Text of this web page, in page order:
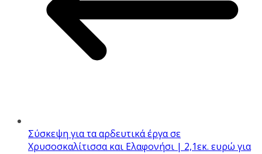
Σύσκεψη για τα αρδευτικά έργα σε
Χρυσοσκαλίτισσα και Ελαφονήσι | 2,1εκ. ευρώ για